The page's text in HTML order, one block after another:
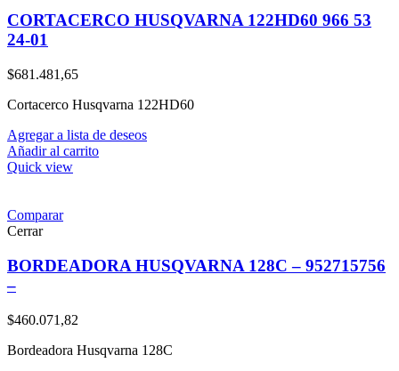
CORTACERCO HUSQVARNA 122HD60 966 53
24-01
$681.481,65
Cortacerco Husqvarna 122HD60
Agregar a lista de deseos
Añadir al carrito
Quick view
Comparar
Cerrar
BORDEADORA HUSQVARNA 128C – 952715756
–
$460.071,82
Bordeadora Husqvarna 128C